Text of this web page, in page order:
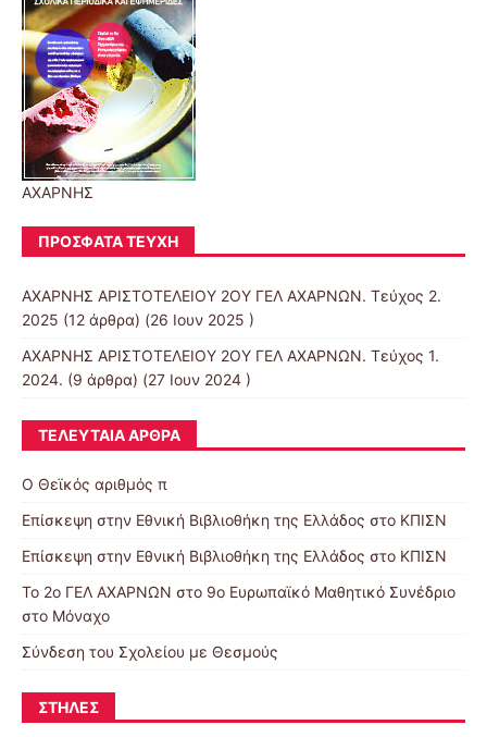
ΑΧΑΡΝΗΣ
ΠΡΌΣΦΑΤΑ ΤΕΎΧΗ
ΑΧΑΡΝΗΣ ΑΡΙΣΤΟΤΕΛΕΙΟΥ 2ΟΥ ΓΕΛ ΑΧΑΡΝΩΝ. Τεύχος 2.
2025 (12 άρθρα) (26 Ιουν 2025 )
ΑΧΑΡΝΗΣ ΑΡΙΣΤΟΤΕΛΕΙΟΥ 2ΟΥ ΓΕΛ ΑΧΑΡΝΩΝ. Τεύχος 1.
2024. (9 άρθρα) (27 Ιουν 2024 )
ΤΕΛΕΥΤΑΊΑ ΆΡΘΡΑ
Ο Θεϊκός αριθμός π
Επίσκεψη στην Εθνική Βιβλιοθήκη της Ελλάδος στο ΚΠΙΣΝ
Επίσκεψη στην Εθνική Βιβλιοθήκη της Ελλάδος στο ΚΠΙΣΝ
To 2ο ΓΕΛ ΑΧΑΡΝΩΝ στο 9ο Ευρωπαϊκό Μαθητικό Συνέδριο
στο Μόναχο
Σύνδεση του Σχολείου με Θεσμούς
ΣΤΉΛΕΣ